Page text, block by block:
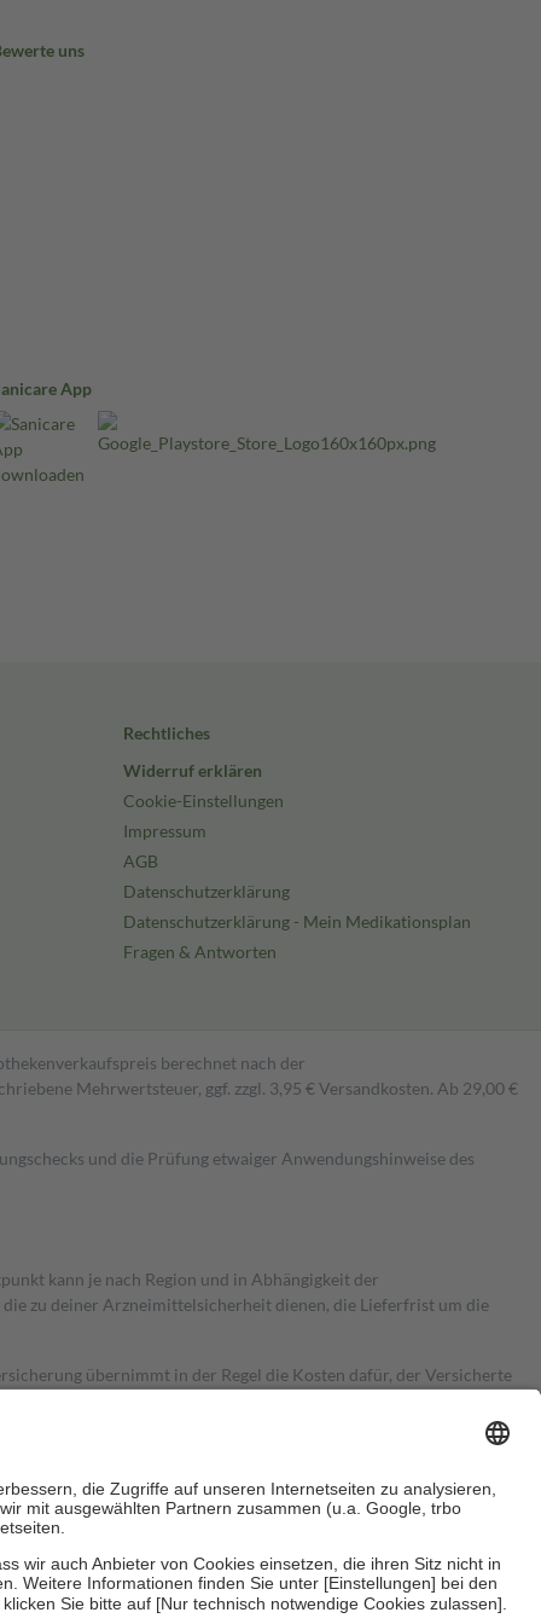
uns
App
Rechtliches
Widerruf erklären
Cookie-Einstellungen
Impressum
AGB
Datenschutzerklärung
Datenschutzerklärung - Mein Medikationsplan
Fragen & Antworten
berechnet nach der
Mehrwertsteuer, ggf. zzgl. 3,95 € Versandkosten. Ab 29,00 €
und die Prüfung etwaiger Anwendungshinweise des
kann je nach Region und in Abhängigkeit der
zu deiner Arzneimittelsicherheit dienen, die Lieferfrist um die
übernimmt in der Regel die Kosten dafür, der Versicherte
Es sind jedoch nie mehr als die tatsächlichen Kosten der Leistung
Zuzahlungen